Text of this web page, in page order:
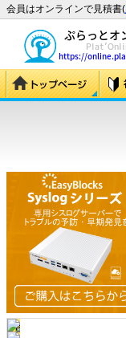
会員はオンラインで見積書(